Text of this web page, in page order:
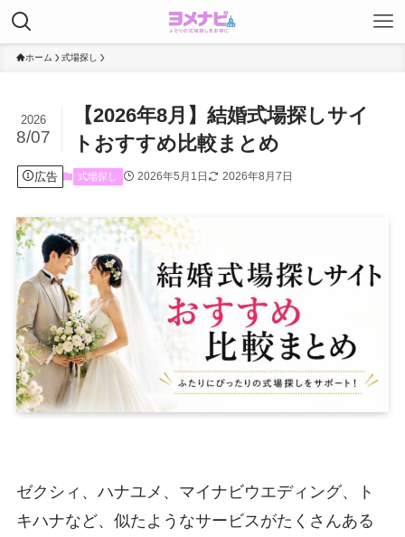
ホーム 式場探し
【2026年8月】結婚式場探しサイ
トおすすめ比較まとめ
2026
8/07
広告 式場探し 2026年5月1日 2026年8月7日
ゼクシィ、ハナユメ、マイナビウエディング、ト
キハナなど、似たようなサービスがたくさんある